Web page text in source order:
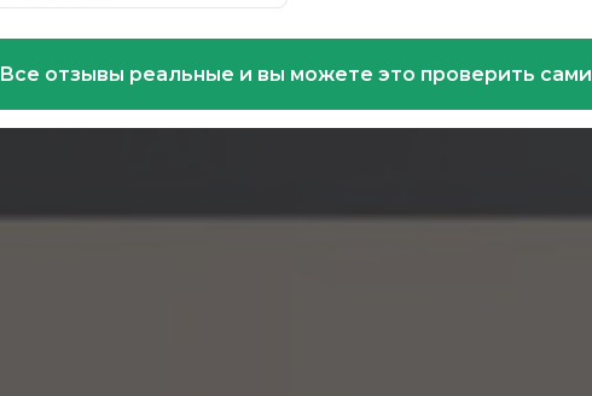
Все отзывы реальные и вы можете это проверить сами